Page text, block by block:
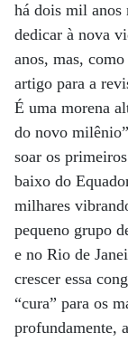
há dois mil anos
dedicar à nova
anos, mas,
artigo para a
É uma morena
do novo
soar os
baixo do
milhares
pequeno grupo
e no Rio de
crescer essa
“cura” para os
profundamente,